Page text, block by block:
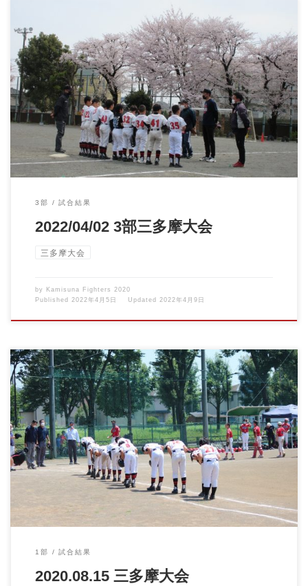
2022/04/02 3部立川大会vs深大寺ライナーズ 満開の桜の下での試
合でし […]
3部 試合結果
2022/04/02 3部三多摩大会
三多摩大会
by Kamisuna Fighters 2020
Published 2022年4月5日 Updated 2022年4月9日
2020.08.15 三多摩大会 VS四谷スワローズ 今日も暑い暑い一日！
絶対 […]
1部 試合結果
2020.08.15 三多摩大会